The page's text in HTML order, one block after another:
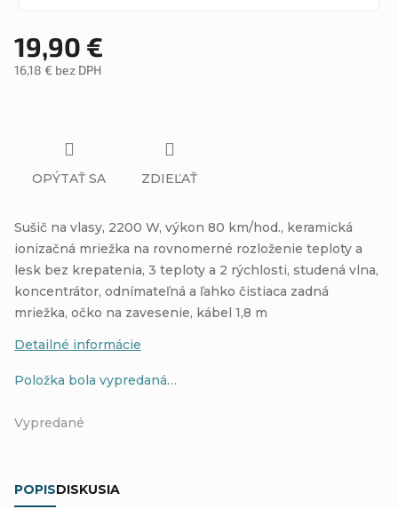
19,90 €
16,18 € bez DPH
Vypredané
Položka bola vypredaná…
Sušič na vlasy, 2200 W, výkon 80 km/hod., keramická
ionizačná mriežka na rovnomerné rozloženie teploty a
lesk bez krepatenia, 3 teploty a 2 rýchlosti, studená vlna,
koncentrátor, odnímateľná a ľahko čistiaca zadná
mriežka, očko na zavesenie, kábel 1,8 m
Detailné informácie
OPÝTAŤ SA ZDIEĽAŤ
POPISDISKUSIA